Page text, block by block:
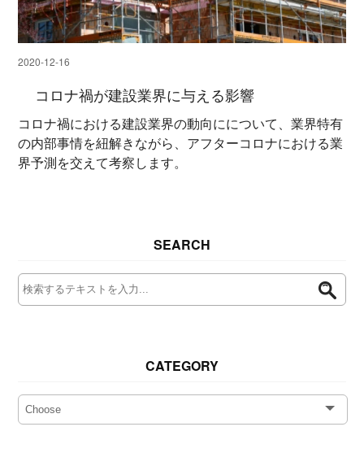
2020-12-16
コロナ禍が建設業界に与える影響
コロナ禍における建設業界の動向にについて、業界特有
の内部事情を紐解きながら、アフターコロナにおける業
界予測を交えて考察します。
SEARCH
CATEGORY